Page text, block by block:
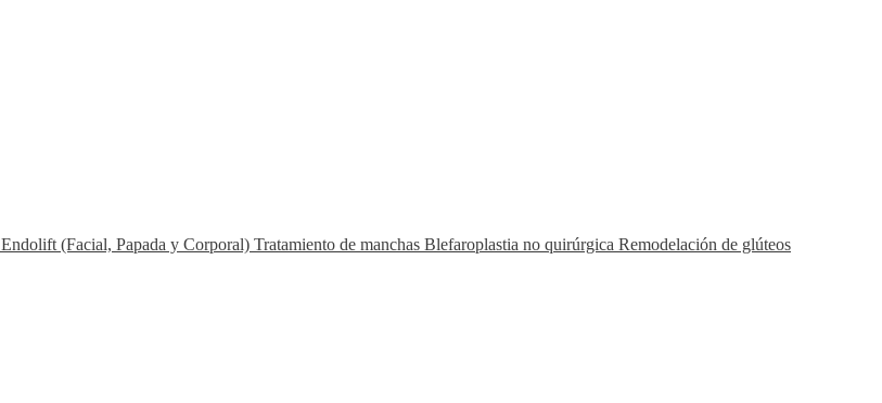
Endolift (Facial, Papada y Corporal) Tratamiento de manchas Blefaroplastia no quirúrgica Remodelación de glúteos